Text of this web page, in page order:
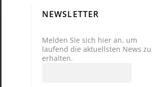
NEWSLETTER
Melden Sie sich hier an, um
laufend die aktuellsten News zu
erhalten.